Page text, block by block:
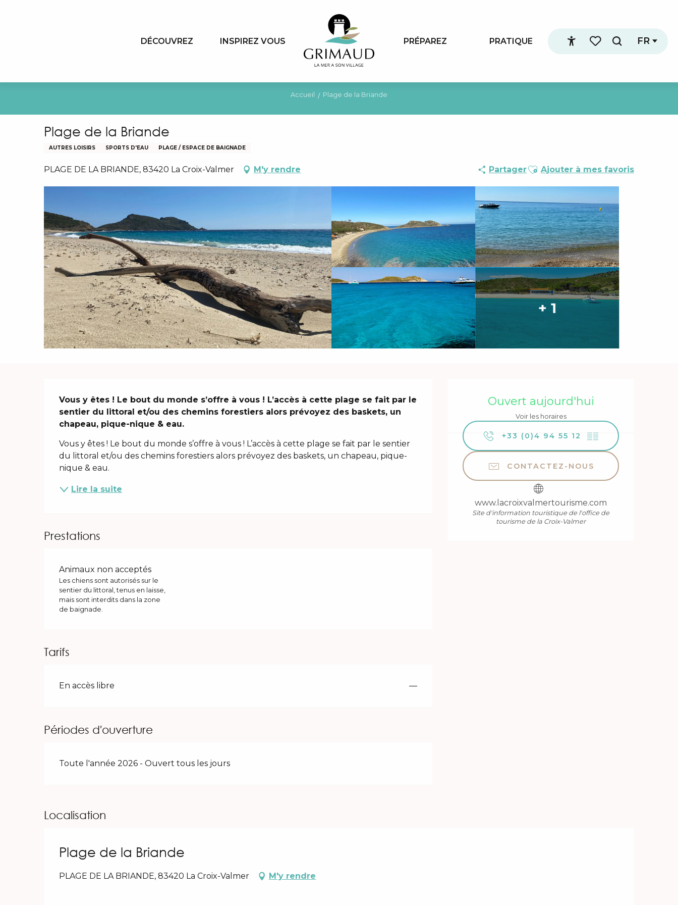
Accessibilité
Voir les favoris
Recherche
FR
DÉCOUVREZ INSPIREZ VOUS PRÉPAREZ PRATIQUE
Accueil Plage de la Briande
Plage de la Briande
AUTRES LOISIRS SPORTS D'EAU PLAGE / ESPACE DE BAIGNADE
PLAGE DE LA BRIANDE, 83420 La Croix-Valmer M'y rendre PartagerAjouter aux favoris
Ajouter à mes favoris
+ 1
Ouverture et
Ouvert aujourd'hui
Voir les horaires
+33 (0)4 94 55 12 ▒▒
CONTACTEZ-NOUS
www.lacroixvalmertourisme.com
Site d'information touristique de l'office de
tourisme de la Croix-Valmer
Description
Vous y êtes ! Le bout du monde s’offre à vous ! L’accès à cette plage se fait par le
sentier du littoral et/ou des chemins forestiers alors prévoyez des baskets, un
chapeau, pique-nique & eau.
Vous y êtes ! Le bout du monde s’offre à vous ! L’accès à cette plage se fait par le sentier
du littoral et/ou des chemins forestiers alors prévoyez des baskets, un chapeau, pique-
nique & eau.
Lire la suite
Prestations
Animaux non acceptés
Les chiens sont autorisés sur le
sentier du littoral, tenus en laisse,
mais sont interdits dans la zone
de baignade.
Tarifs
En accès libre —
Périodes d'ouverture
Toute l'année 2026 - Ouvert tous les jours
Localisation
Plage de la Briande
PLAGE DE LA BRIANDE, 83420 La Croix-Valmer M'y rendre